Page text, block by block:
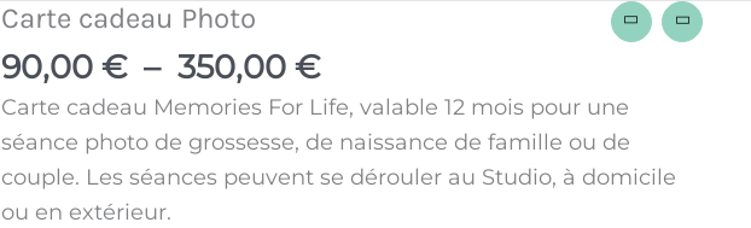
Carte cadeau Photo
90,00 € – 350,00 €de
prix :
90,00 €
à
350,00 €
Carte cadeau Memories For Life, valable 12 mois pour une
séance photo de grossesse, de naissance de famille ou de
couple. Les séances peuvent se dérouler au Studio, à domicile
ou en extérieur.
quantité
de
Carte
cadeau
Photo